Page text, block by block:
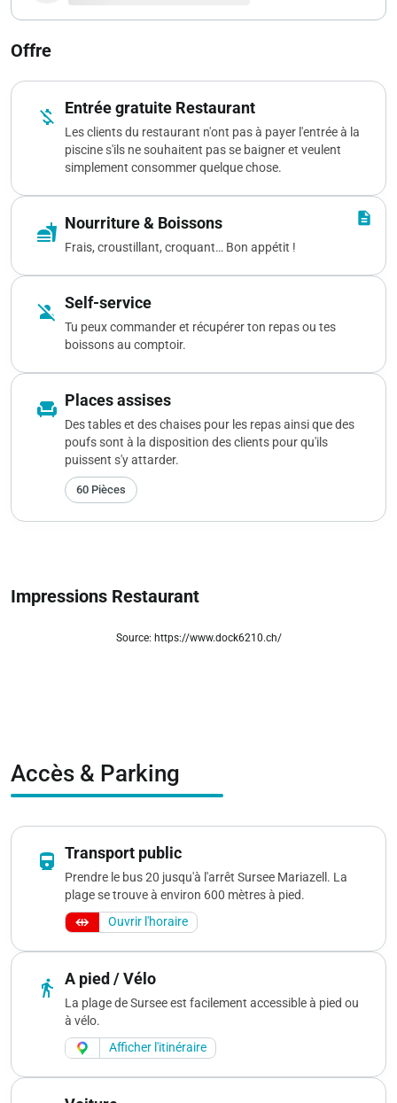
Offre
money_off Entrée gratuite Restaurant
Les clients du restaurant n'ont pas à payer l'entrée à la
piscine s'ils ne souhaitent pas se baigner et veulent
simplement consommer quelque chose.
description
fastfood Nourriture & Boissons
Frais, croustillant, croquant… Bon appétit !
person_off Self-service
Tu peux commander et récupérer ton repas ou tes
boissons au comptoir.
chair Places assises
Des tables et des chaises pour les repas ainsi que des
poufs sont à la disposition des clients pour qu'ils
puissent s'y attarder.
60 Pièces
Impressions Restaurant
Source: https://www.dock6210.ch/
Accès & Parking
directions_railway Transport public
Prendre le bus 20 jusqu'à l'arrêt Sursee Mariazell. La
plage se trouve à environ 600 mètres à pied.
Ouvrir l'horaire
directions_walk A pied / Vélo
La plage de Sursee est facilement accessible à pied ou
à vélo.
Afficher l'itinéraire